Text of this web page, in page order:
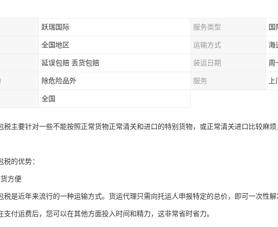
跃瑞国际 服务类型 国
全国地区 运输方式 海
延误包赔 丢货包赔 装运日期 周
除危险品外 服务
全国
税主要针对一些不能按照正常货物正常清关和进口的特别货物，或正常清关进口比较麻
税的优势：
方便
税是近年来流行的一种运输方式。货运代理只需向托运人申报特定的总价，即可一次性
支付运费后，您可以在其他方面投入时间和精力，这非常省时省力。